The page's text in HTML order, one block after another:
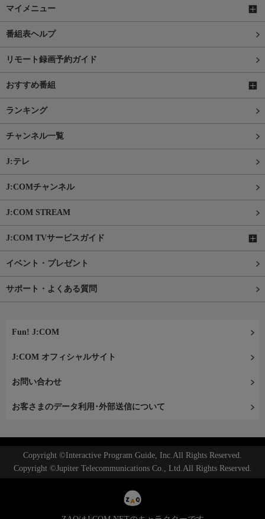
マイメニュー
番組表ヘルプ
リモート録画予約ガイド
おすすめ番組
ランキング
チャンネル一覧
J:テレ
J:COMチャンネル
J:COM STREAM
J:COM TVサービスガイド
イベント・プレゼント
サポート・よくある質問
Fun! J:COM
J:COM オフィシャルサイト
お問い合わせ
お客さまのデータ利用･外部送信について
Copyright ©Interactive Program Guide, Inc.All Rights Reserved.
Copyright ©Jupiter Telecommunications Co., Ltd.All Rights Reserved.